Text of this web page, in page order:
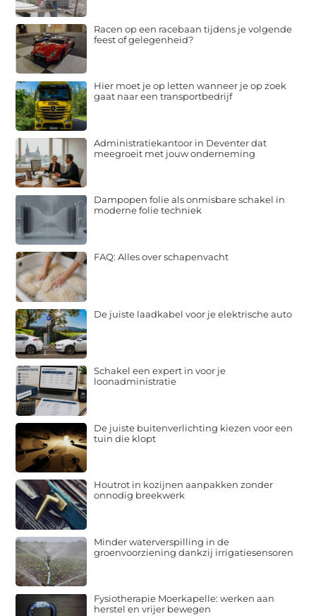
Racen op een racebaan tijdens je volgende
feest of gelegenheid?
Hier moet je op letten wanneer je op zoek
gaat naar een transportbedrijf
Administratiekantoor in Deventer dat
meegroeit met jouw onderneming
Dampopen folie als onmisbare schakel in
moderne folie techniek
FAQ: Alles over schapenvacht
De juiste laadkabel voor je elektrische auto
Schakel een expert in voor je
loonadministratie
De juiste buitenverlichting kiezen voor een
tuin die klopt
Houtrot in kozijnen aanpakken zonder
onnodig breekwerk
Minder waterverspilling in de
groenvoorziening dankzij irrigatiesensoren
Fysiotherapie Moerkapelle: werken aan
herstel en vrijer bewegen